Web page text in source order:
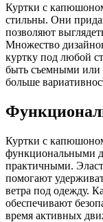
Куртки с
стильны. Они
позволяют
Множество
куртку под любой
быть съемными или
больше
Куртки с
функциональными
практичными.
помогают
ветра под одежду.
обеспечивают
время активных